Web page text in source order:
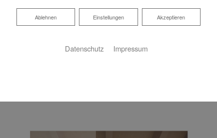
Akzeptieren
Einstellungen
Ablehnen
Ablehnen
Datenschutz Impressum